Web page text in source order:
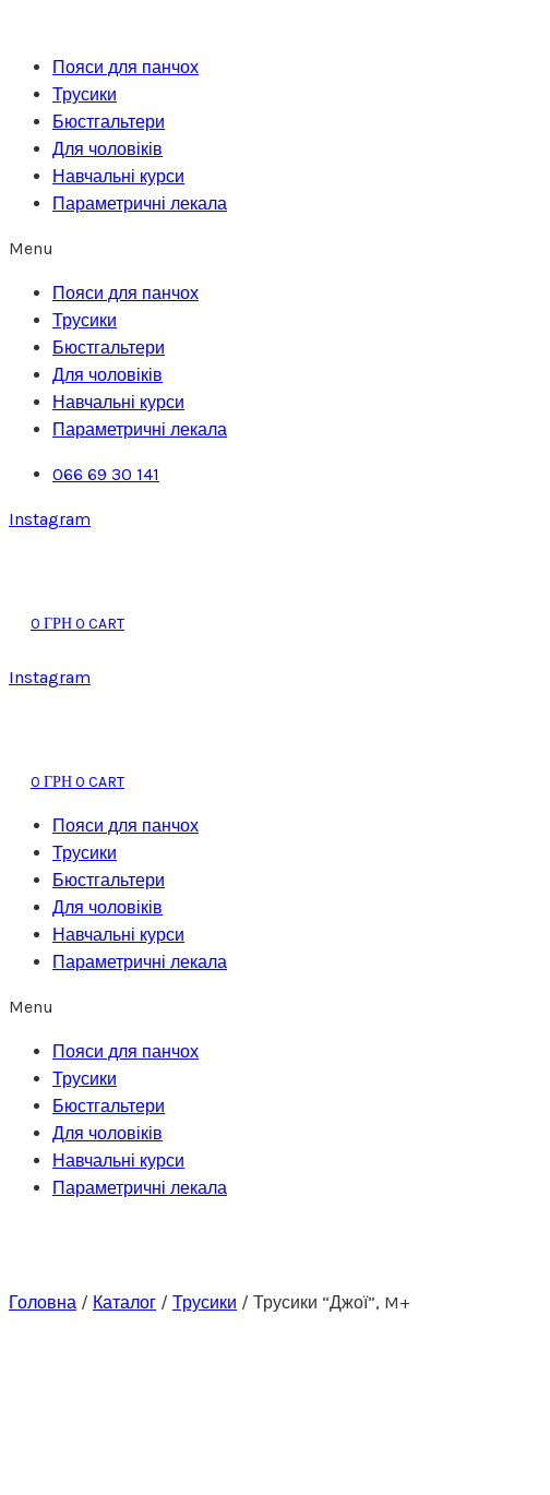
вмістуПояси для панчох
Трусики
Бюстгальтери
Для чоловіків
Навчальні курси
Параметричні лекала
Menu
Пояси для панчох
Трусики
Бюстгальтери
Для чоловіків
Навчальні курси
Параметричні лекала
066 69 30 141
Instagram
0 ГРН 0 CART
Instagram
0 ГРН 0 CART
Пояси для панчох
Трусики
Бюстгальтери
Для чоловіків
Навчальні курси
Параметричні лекала
Menu
Пояси для панчох
Трусики
Бюстгальтери
Для чоловіків
Навчальні курси
Параметричні лекала
Головна / Каталог / Трусики / Трусики “Джої”, M+